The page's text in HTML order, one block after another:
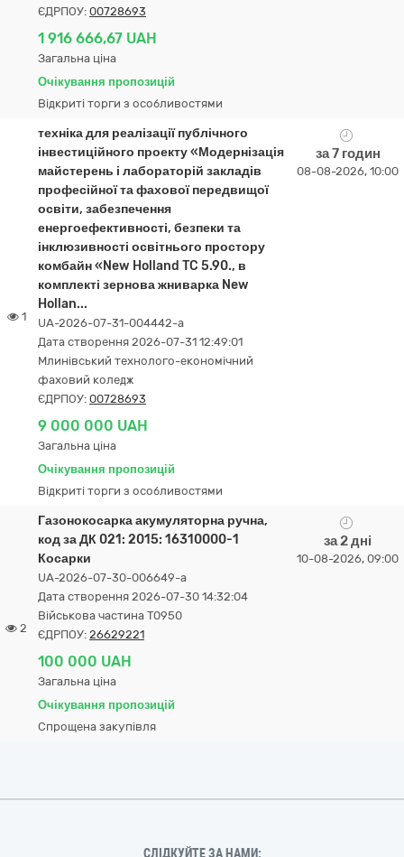
ЄДРПОУ: 00728693
1 916 666,67 UAH
Загальна ціна
Очікування пропозицій
Відкриті торги з особливостями
1
техніка для реалізації публічного
інвестиційного проекту «Модернізація
майстерень і лабораторій закладів
професійної та фахової передвищої
освіти, забезпечення
енергоефективності, безпеки та
інклюзивності освітнього простору
комбайн «New Holland TC 5.90., в
комплекті зернова жниварка New
Hollan...
UA-2026-07-31-004442-a
Дата створення 2026-07-31 12:49:01
Млинівський технолого-економічний
фаховий коледж
ЄДРПОУ: 00728693
9 000 000 UAH
Загальна ціна
Очікування пропозицій
Відкриті торги з особливостями
за 7 годин
08-08-2026, 10:00
2
Газонокосарка акумуляторна ручна,
код за ДК 021: 2015: 16310000-1
Косарки
UA-2026-07-30-006649-a
Дата створення 2026-07-30 14:32:04
Військова частина Т0950
ЄДРПОУ: 26629221
100 000 UAH
Загальна ціна
Очікування пропозицій
Спрощена закупівля
за 2 дні
10-08-2026, 09:00
СЛІДКУЙТЕ ЗА НАМИ: